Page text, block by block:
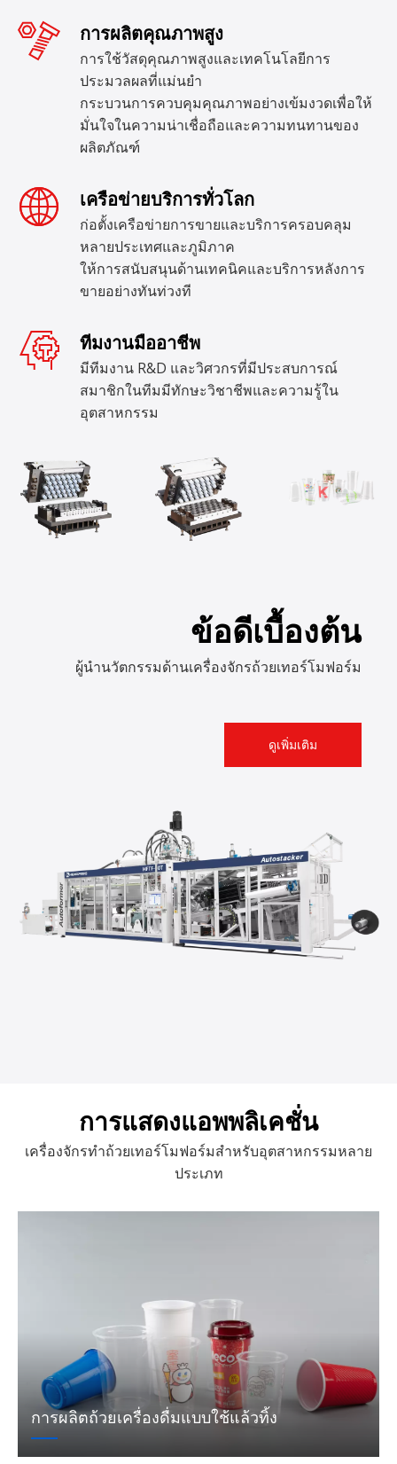
การผลิตคุณภาพสูง
การใช้วัสดุคุณภาพสูงและเทคโนโลยีการ
ประมวลผลที่แม่นยำ
กระบวนการควบคุมคุณภาพอย่างเข้มงวดเพื่อให้
มั่นใจในความน่าเชื่อถือและความทนทานของ
ผลิตภัณฑ์
เครือข่ายบริการทั่วโลก
ก่อตั้งเครือข่ายการขายและบริการครอบคลุม
หลายประเทศและภูมิภาค
ให้การสนับสนุนด้านเทคนิคและบริการหลังการ
ขายอย่างทันท่วงที
ทีมงานมืออาชีพ
มีทีมงาน R&D และวิศวกรที่มีประสบการณ์
สมาชิกในทีมมีทักษะวิชาชีพและความรู้ใน
อุตสาหกรรม
ข้อดีเบื้องต้น
ผู้นำนวัตกรรมด้านเครื่องจักรถ้วยเทอร์โมฟอร์ม
ดูเพิ่มเติม
การแสดงแอพพลิเคชั่น
เครื่องจักรทำถ้วยเทอร์โมฟอร์มสำหรับอุตสาหกรรมหลาย
ประเภท
การผลิตถ้วยเครื่องดื่มแบบใช้แล้วทิ้ง